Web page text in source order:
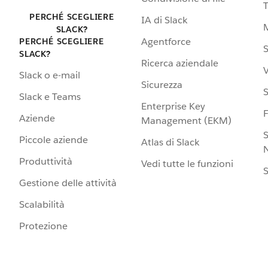
PERCHÉ SCEGLIERE
SLACK?
PERCHÉ SCEGLIERE
SLACK?
Slack o e-mail
Slack e Teams
Aziende
Piccole aziende
Produttività
Gestione delle attività
Scalabilità
Protezione
IA di Slack
Agentforce
Ricerca aziendale
Sicurezza
Enterprise Key
Management (EKM)
Atlas di Slack
Vedi tutte le funzioni